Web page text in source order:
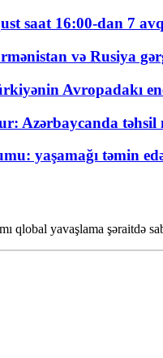
saat 16:00-dan 7
və Rusiya
Avropadakı
Azərbaycanda
yaşamağı təmin
qlobal yavaşlama şəraitdə